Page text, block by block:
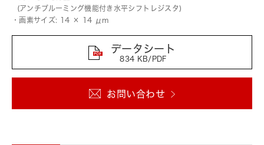
お問い合わせ
(アンチブルーミング機能付き水平シフトレジスタ)
・画素サイズ: 14 × 14 μm
データシート
834 KB/PDF